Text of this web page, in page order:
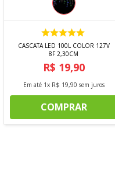
CASCATA LED 100L COLOR 127V
8F 2,30CM
R$ 19,90
Em até 1x R$ 19,90 sem juros
COMPRAR